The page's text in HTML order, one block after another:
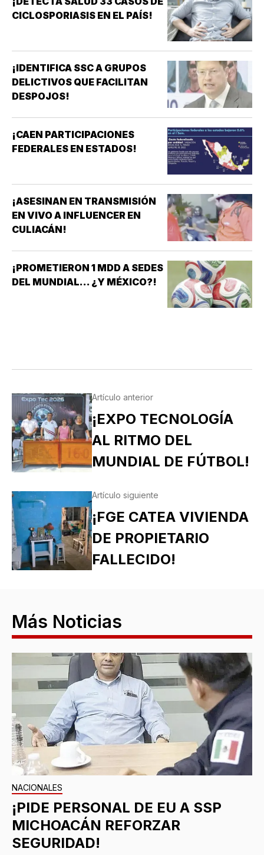
CICLOSPORIASIS EN EL PAÍS!
¡IDENTIFICA SSC A GRUPOS
DELICTIVOS QUE FACILITAN
DESPOJOS!
¡CAEN PARTICIPACIONES
FEDERALES EN ESTADOS!
¡ASESINAN EN TRANSMISIÓN
EN VIVO A INFLUENCER EN
CULIACÁN!
¡PROMETIERON 1 MDD A SEDES
DEL MUNDIAL... ¿Y MÉXICO?!
Artículo anterior
¡EXPO TECNOLOGÍA
AL RITMO DEL
MUNDIAL DE FÚTBOL!
Artículo siguiente
¡FGE CATEA VIVIENDA
DE PROPIETARIO
FALLECIDO!
Más Noticias
NACIONALES
¡PIDE PERSONAL DE EU A SSP
MICHOACÁN REFORZAR
SEGURIDAD!